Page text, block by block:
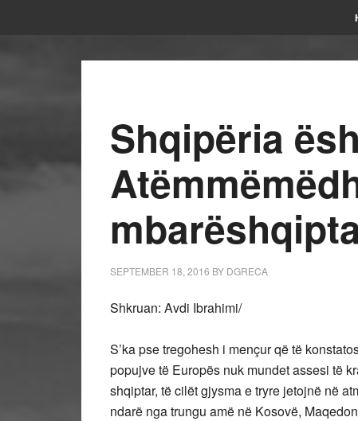
Shqipëria
SEPTEMBER 18, 2016 BY DGRECA
Shkruan: Avdi Ibrahimi/
S’ka pse tregohesh i mençur që të
popujve të Europës nuk mundet assesi të
shqiptar, të cilët gjysma e tryre jetojnë në
ndarë nga trungu amë në Kosovë,